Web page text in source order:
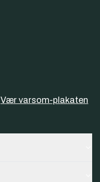
Vær varsom-plakaten